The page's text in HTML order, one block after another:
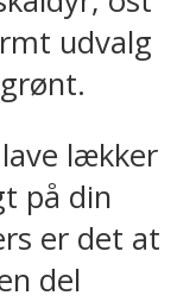
udvalg
lækker
på din
er det at
del